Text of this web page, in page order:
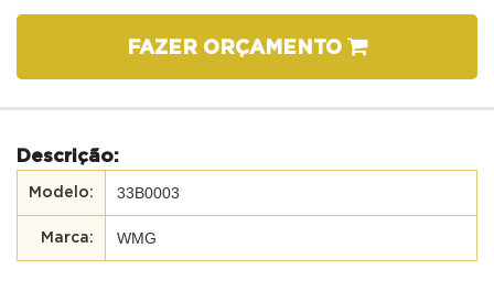
FAZER ORÇAMENTO
Descrição:
33B0003
WMG